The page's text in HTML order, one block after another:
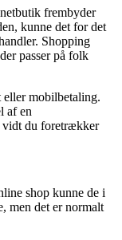
frembyder
kunne det for det
Shopping
passer på folk
eller mobilbetaling.
af en
vidt du foretrækker
shop kunne de i
men det er normalt